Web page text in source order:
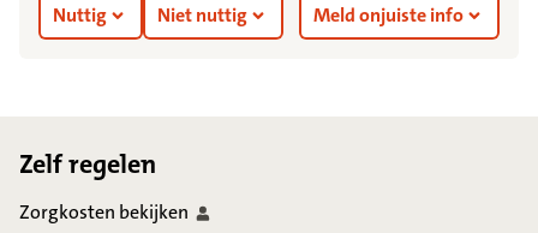
Nuttig Niet nuttig Meld onjuiste info
Zelf regelen
Zorgkosten bekijken